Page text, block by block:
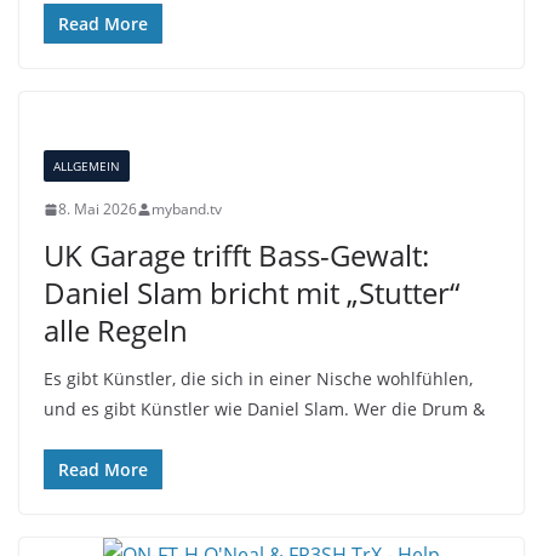
Read More
ALLGEMEIN
8. Mai 2026 myband.tv
UK Garage trifft Bass-Gewalt:
Daniel Slam bricht mit „Stutter“
alle Regeln
Es gibt Künstler, die sich in einer Nische wohlfühlen,
und es gibt Künstler wie Daniel Slam. Wer die Drum &
Read More